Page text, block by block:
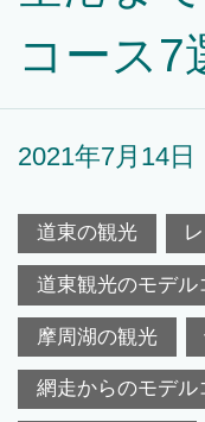
コース7
2021年7月14日
道東の観光
道東観光のモデル
摩周湖の観光
網走からのモデル